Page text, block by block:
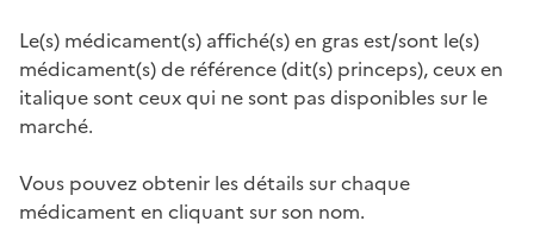
Le(s) médicament(s) affiché(s) en gras est/sont le(s)
médicament(s) de référence (dit(s) princeps), ceux en
italique sont ceux qui ne sont pas disponibles sur le
marché.
Vous pouvez obtenir les détails sur chaque
médicament en cliquant sur son nom.